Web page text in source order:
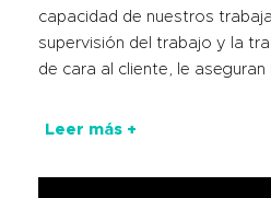
capacidad de nuestros
supervisión del trabajo y la
de cara al cliente, le
Leer más +